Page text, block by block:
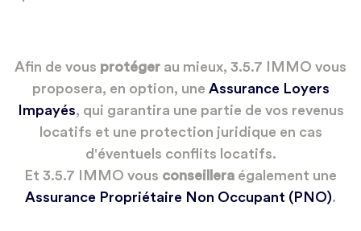
Afin de vous protéger au mieux, 3.5.7 IMMO vous
proposera, en option, une Assurance Loyers
Impayés, qui garantira une partie de vos revenus
locatifs et une protection juridique en cas
d'éventuels conflits locatifs.
Et 3.5.7 IMMO vous conseillera également une
Assurance Propriétaire Non Occupant (PNO).